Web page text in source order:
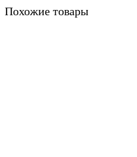
Похожие товары